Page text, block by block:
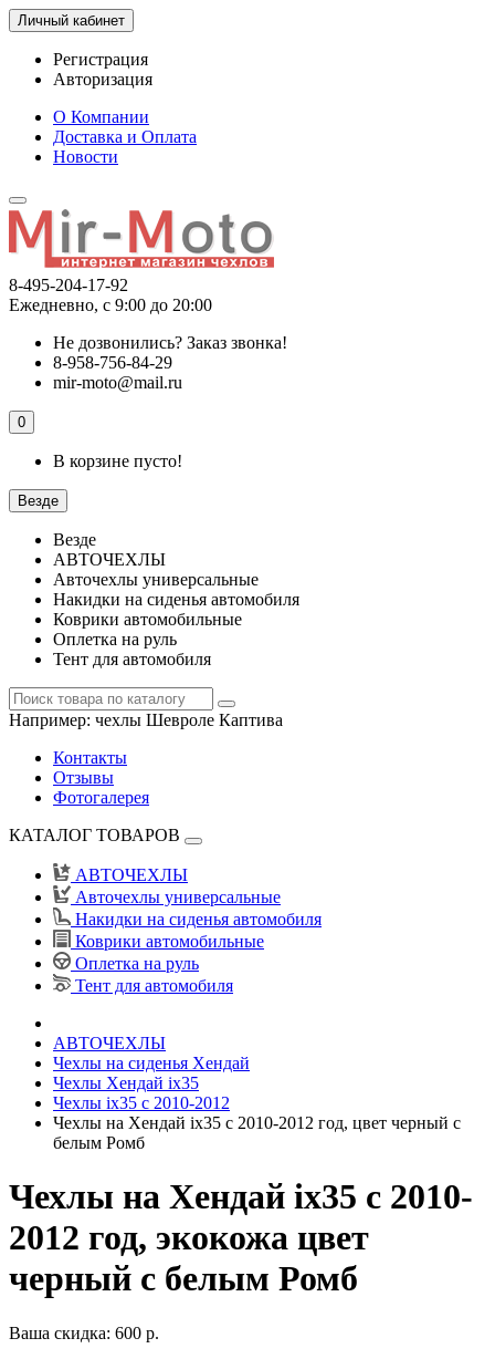
Личный кабинет
Регистрация
Авторизация
О Компании
Доставка и Оплата
Новости
8-495-204-17-92
Ежедневно, с 9:00 до 20:00
Не дозвонились? Заказ звонка!
8-958-756-84-29
mir-moto@mail.ru
0
В корзине пусто!
Везде
Везде
АВТОЧЕХЛЫ
Авточехлы универсальные
Накидки на сиденья автомобиля
Коврики автомобильные
Оплетка на руль
Тент для автомобиля
Например: чехлы Шевроле Каптива
Контакты
Отзывы
Фотогалерея
КАТАЛОГ ТОВАРОВ
АВТОЧЕХЛЫ
Авточехлы универсальные
Накидки на сиденья автомобиля
Коврики автомобильные
Оплетка на руль
Тент для автомобиля
АВТОЧЕХЛЫ
Чехлы на сиденья Хендай
Чехлы Хендай ix35
Чехлы ix35 c 2010-2012
Чехлы на Хендай ix35 с 2010-2012 год, цвет черный с
белым Ромб
Чехлы на Хендай ix35 с 2010-
2012 год, экокожа цвет
черный с белым Ромб
Ваша скидка: 600 р.